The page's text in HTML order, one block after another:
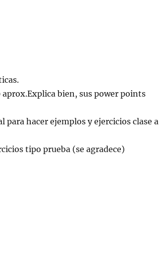
bien, sus power points
hacer ejemplos y ejercicios clase a
tipo prueba (se agradece)